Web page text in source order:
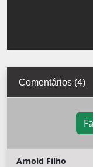
Comentários (4)
Arnold Filho